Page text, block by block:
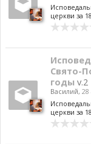
церкви за
Свято-
годы v.2
Василий, 28
церкви за